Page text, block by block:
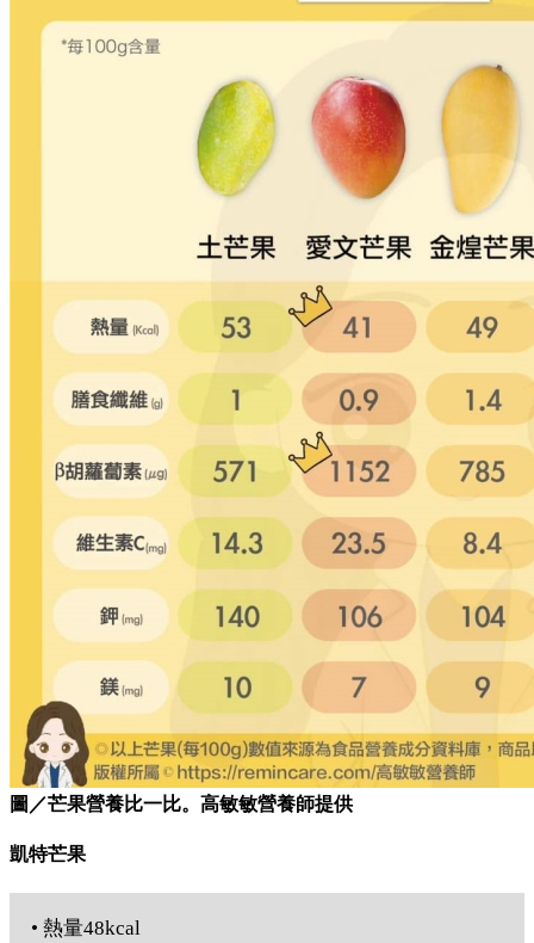
圖／芒果營養比一比。高敏敏營養師提供
凱特芒果
• 熱量48kcal